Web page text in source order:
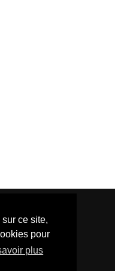
ce site,
pour
plus
| Distributed By